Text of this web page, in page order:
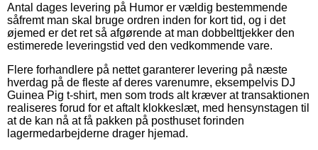
Antal dages levering på Humor er vældig bestemmende
såfremt man skal bruge ordren inden for kort tid, og i det
øjemed er det ret så afgørende at man dobbelttjekker den
estimerede leveringstid ved den vedkommende vare.
Flere forhandlere på nettet garanterer levering på næste
hverdag på de fleste af deres varenumre, eksempelvis DJ
Guinea Pig t-shirt, men som trods alt kræver at transaktionen
realiseres forud for et aftalt klokkeslæt, med hensynstagen til
at de kan nå at få pakken på posthuset forinden
lagermedarbejderne drager hjemad.